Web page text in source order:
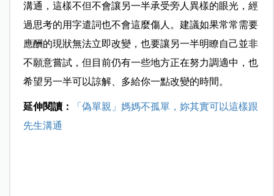
溝通，這樣不但不會讓另一半承受旁人異樣的眼光，經
過思考的用字遣詞也不會這麼傷人。建議如果常常需要
應酬的現狀無法立即改變，也要讓另一半明瞭自己並非
不願意嘗試，但目前仍有一些地方正在努力調適中，也
希望另一半可以諒解、多給你一點改變的時間。
延伸閱讀：
「偽單親」媽媽不孤單，妳其實可以這樣跟
先生溝通